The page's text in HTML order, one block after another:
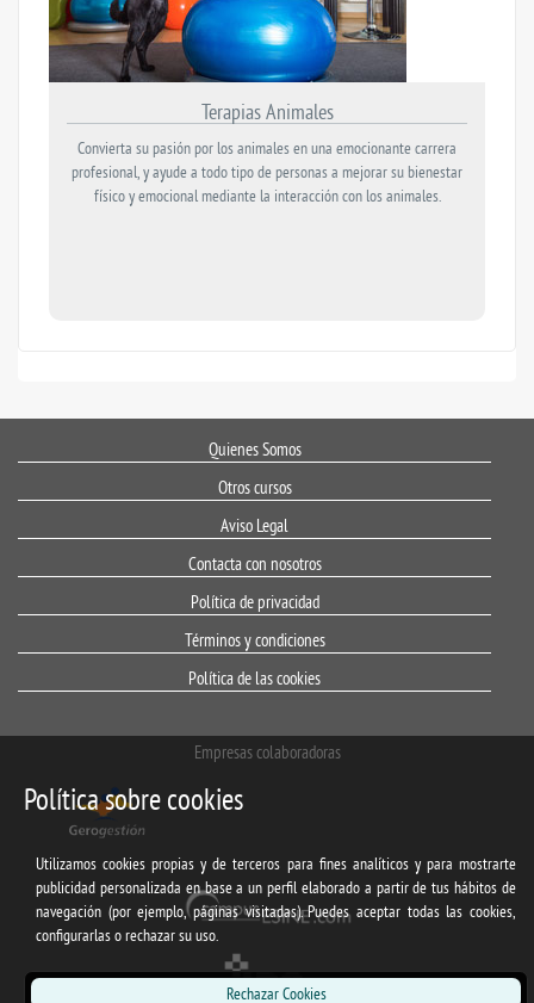
Terapias Animales
Convierta su pasión por los animales en una emocionante carrera
profesional, y ayude a todo tipo de personas a mejorar su bienestar
físico y emocional mediante la interacción con los animales.
Quienes Somos
Otros cursos
Aviso Legal
Contacta con nosotros
Política de privacidad
Términos y condiciones
Política de las cookies
Empresas colaboradoras
Política sobre cookies
Utilizamos cookies propias y de terceros para fines analíticos y para mostrarte
publicidad personalizada en base a un perfil elaborado a partir de tus hábitos de
navegación (por ejemplo, páginas visitadas). Puedes aceptar todas las cookies,
configurarlas o rechazar su uso.
Rechazar Cookies